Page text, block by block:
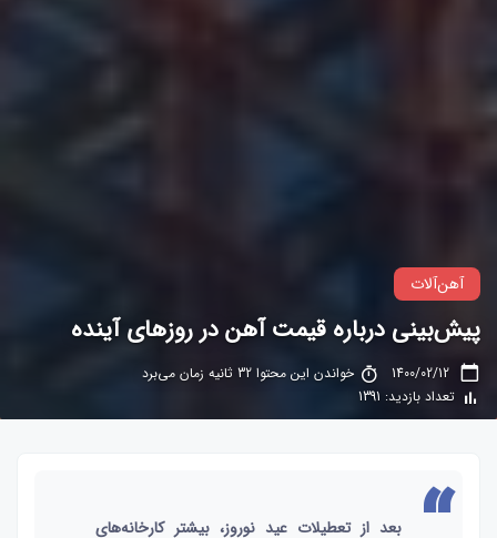
آهن‌آلات
پیش‌بینی درباره قیمت آهن در روزهای آینده
خواندن این محتوا 32 ثانیه زمان می‌برد
تعداد بازدید: 1391
بعد از تعطیلات عید نوروز، بیشتر کارخانه‌های